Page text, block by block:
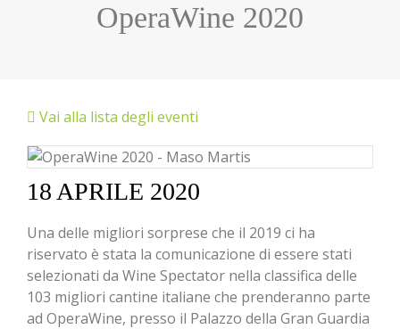
OperaWine 2020
Vai alla lista degli eventi
18 APRILE 2020
Una delle migliori sorprese che il 2019 ci ha
riservato è stata la comunicazione di essere stati
selezionati da Wine Spectator nella classifica delle
103 migliori cantine italiane che prenderanno parte
ad OperaWine, presso il Palazzo della Gran Guardia